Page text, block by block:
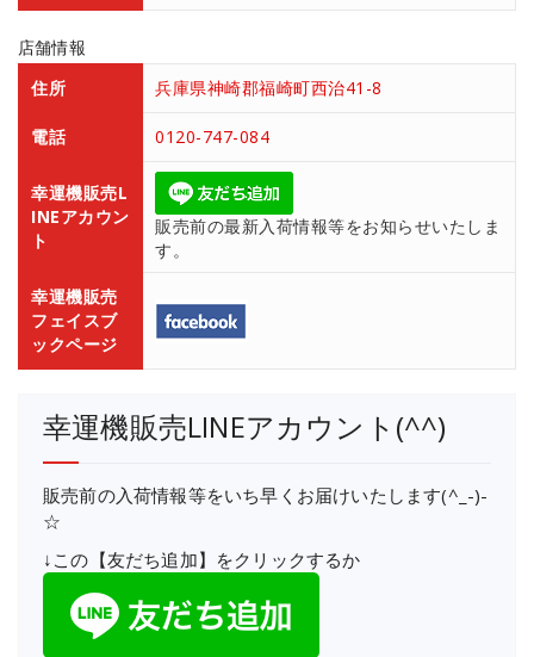
店舗情報
住所
兵庫県神崎郡福崎町西治41-8
電話 0120-747-084
幸運機販売L
INEアカウン
ト
販売前の最新入荷情報等をお知らせいたしま
す。
幸運機販売
フェイスブ
ックページ
幸運機販売LINEアカウント(^^)
販売前の入荷情報等をいち早くお届けいたします(^_-)-
☆
↓この【友だち追加】をクリックするか